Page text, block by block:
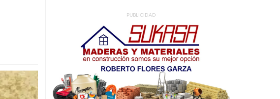
PUBLICIDAD